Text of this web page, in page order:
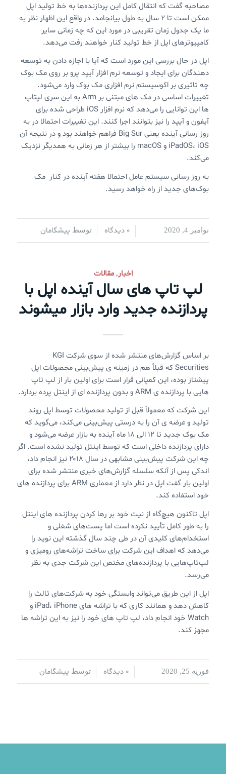
مصاحبه گفت که انتقال کامل این پردازنده‌ها به خط تولید اپل
ممکن است تا ۲ سال به طول بیانجامد. در واقع این اظهار نظر به
ما یک جدول زمان تقریبی در مورد این که چه زمانی سایر
کامپیوترهای اپل از خط تولید کنار خواهند رفت می‌دهد.
اپل در حال بررسی این مورد است که آیا با اجازه دادن به توسعه
دهندگان برای ایجاد و توسعه نرم افزار آیپد پرو بر روی مک بوک
چه تاثیری بر اکوسیستم نرم افزاری مک بوک وارد می‌شود.
تغییرات اساسی در مک های مبتنی بر Arm به این سری لپتاپ
ها این توانایی را می‌دهد که نرم افزار iOS طراحی شده برای
آیفون و آیپد را نیز بتوانند اجرا کنند. این تغییرات احتمالا در به
روز رسانی آینده یعنی Big Sur‌ فراهم خواهند بود و در نتیجه ‌آن
iPadOS، iOS و macOS را بیشتر از هر زمانی به همدیگر نزدیک
می‌کند.
به روز رسانی سیستم عامل احتمالا هفته آینده در کنار مک
بوک‌های جدید از راه خواهد رسید.
نوامبر 4, 2020 / 0 دیدگاه/ توسط پیشگامان
اخبار,مقالات
لپ تاپ های سال آینده اپل با
پردازنده جدید وارد بازار میشوند
بر اساس گزارش‌های منتشر شده از سوی شرکت KGI
Securities که قبلاً هم در زمینه ی پیش‌بینی محصولات اپل
پیشتاز بوده، این کمپانی قرار است برای اولین بار از لپ تاپ
هایی با پردازنده ی ARM و بدون پردازنده ای از اینتل پرده بردارد.
این شرکت که معمولاً قبل از تولید محصولات توسط اپل روند
تولید و عرضه ی آن را به درستی پیش‌بینی می‌کند،‌ می‌گوید که
مک بوک جدید تا ۱۲ الی ۱۸ ماه آینده به بازار عرضه می‌شود و
دارای پردازنده داخلی است که توسط اینتل تولید نشده است. اگر
چه این شرکت پیش‌بینی مشابهی در سال ۲۰۱۸ نیز انجام داد،
اندکی پس از آنکه سلسله گزارش‌های خبری منتشر شده برای
اولین بار گفت اپل در نظر دارد از معماری ARM برای پردازنده های
خود استفاده کند.
اپل تاکنون هیچ‌گاه از نیت خود بر رها کردن پردازنده های اینتل
را به طور کامل تأیید نکرده است اما پست‌های شغلی و
استخدام‌های کلیدی آن در طی چند سال گذشته این نوید را
می‌دهد که اهداف این شرکت برای ساخت تراشه‌های رومیزی و
لپ‌تاپ‌هایی با پردازنده‌های مختص این شرکت جدی به نظر
می‌رسد.
اپل از این طریق می‌تواند وابستگی خود به شرکت‌های ثالث را
کاهش دهد و همانند کاری که با تراشه های iPad، iPhone و
Watch خود انجام داد، لپ تاپ های خود را نیز به این تراشه ها
مجهز کند.
فوریه 25, 2020 / 0 دیدگاه
/ توسط پیشگامان